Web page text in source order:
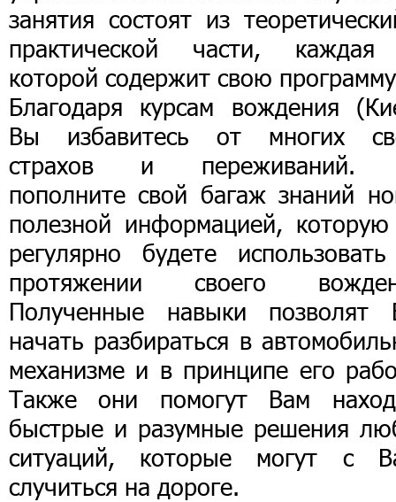
занятия состоят из
практической части,
которой содержит свою
Благодаря курсам вождения
Вы избавитесь от многих
страхов и переживаний.
пополните свой багаж знаний
полезной информацией,
регулярно будете
протяжении своего
Полученные навыки позволят
начать разбираться в
механизме и в принципе его
Также они помогут Вам
быстрые и разумные решения
ситуаций, которые могут с
случиться на дороге.